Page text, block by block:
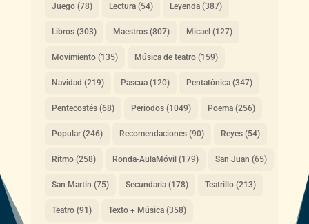
Juego(78) Lectura(54) Leyenda(387)
Libros(303) Maestros(807) Micael(127)
Movimiento(135) Música de teatro(159)
Navidad (219) Pascua(120) Pentatónica(347)
Pentecostés(68) Periodos(1049) Poema(256)
Popular(246) Recomendaciones(90) Reyes(54)
Ritmo(258) Ronda-AulaMóvil(179) San Juan (65)
San Martín (75) Secundaria(178) Teatrillo(213)
Teatro(91) Texto + Música(358)